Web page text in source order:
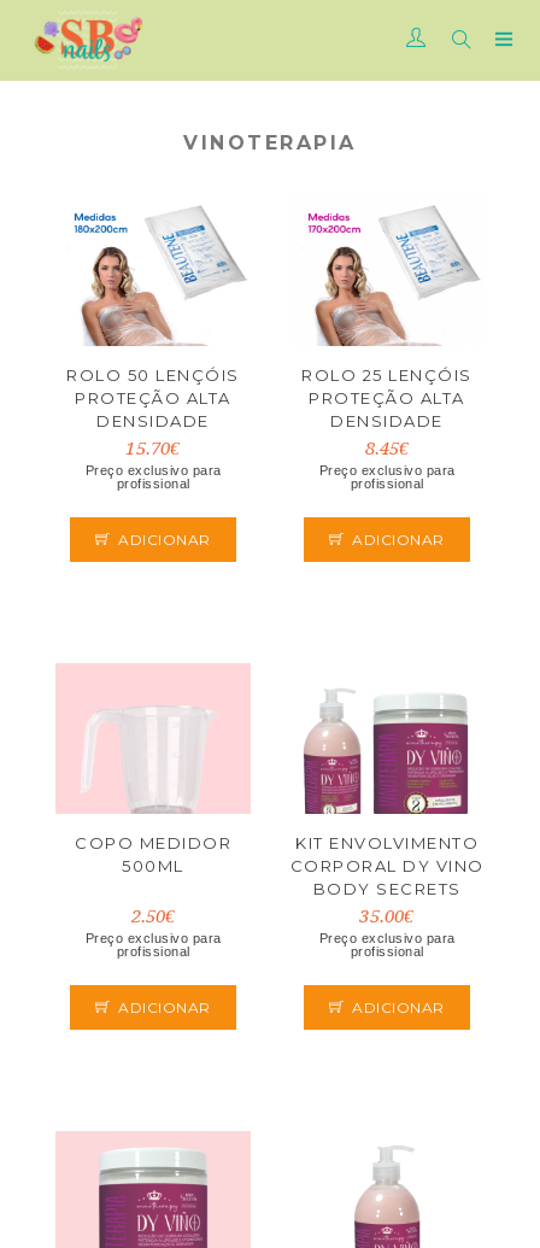
VINOTERAPIA
ROLO 50 LENÇÓIS
PROTEÇÃO ALTA
DENSIDADE
180X200CM
EUROSTIL
15.70€
Preço exclusivo para
profissional
ADICIONAR
ROLO 25 LENÇÓIS
PROTEÇÃO ALTA
DENSIDADE
170X200CM
EUROSTIL
8.45€
Preço exclusivo para
profissional
ADICIONAR
COPO MEDIDOR
500ML
2.50€
Preço exclusivo para
profissional
ADICIONAR
KIT ENVOLVIMENTO
CORPORAL DY VINO
BODY SECRETS
35.00€
Preço exclusivo para
profissional
ADICIONAR